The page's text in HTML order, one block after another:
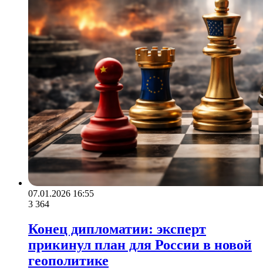
07.01.2026 16:55
3 364
Конец дипломатии: эксперт
прикинул план для России в новой
геополитике